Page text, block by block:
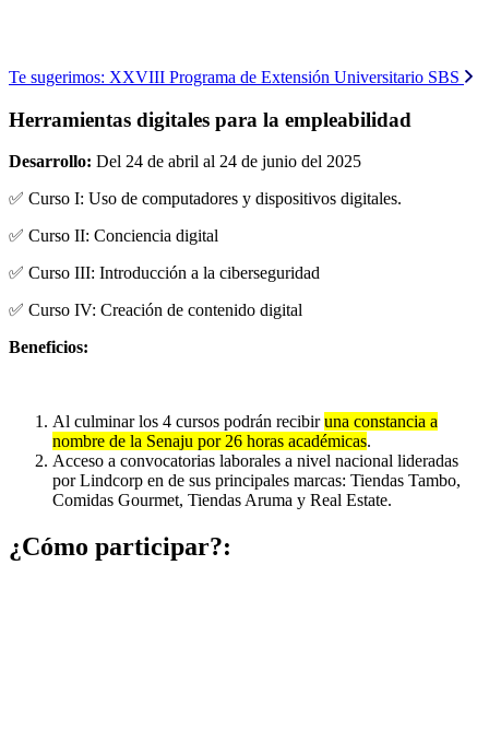
Te sugerimos: XXVIII Programa de Extensión Universitario SBS
Herramientas digitales para la empleabilidad
Desarrollo: Del 24 de abril al 24 de junio del 2025
✅ Curso I: Uso de computadores y dispositivos digitales.
✅ Curso II: Conciencia digital
✅ Curso III: Introducción a la ciberseguridad
✅ Curso IV: Creación de contenido digital
Beneficios:
Al culminar los 4 cursos podrán recibiruna constancia a
nombre de la Senaju por 26 horas académicas.
Acceso a convocatorias laborales a nivel nacional lideradas
por Lindcorp en de sus principales marcas: Tiendas Tambo,
Comidas Gourmet, Tiendas Aruma y Real Estate.
¿Cómo participar?: